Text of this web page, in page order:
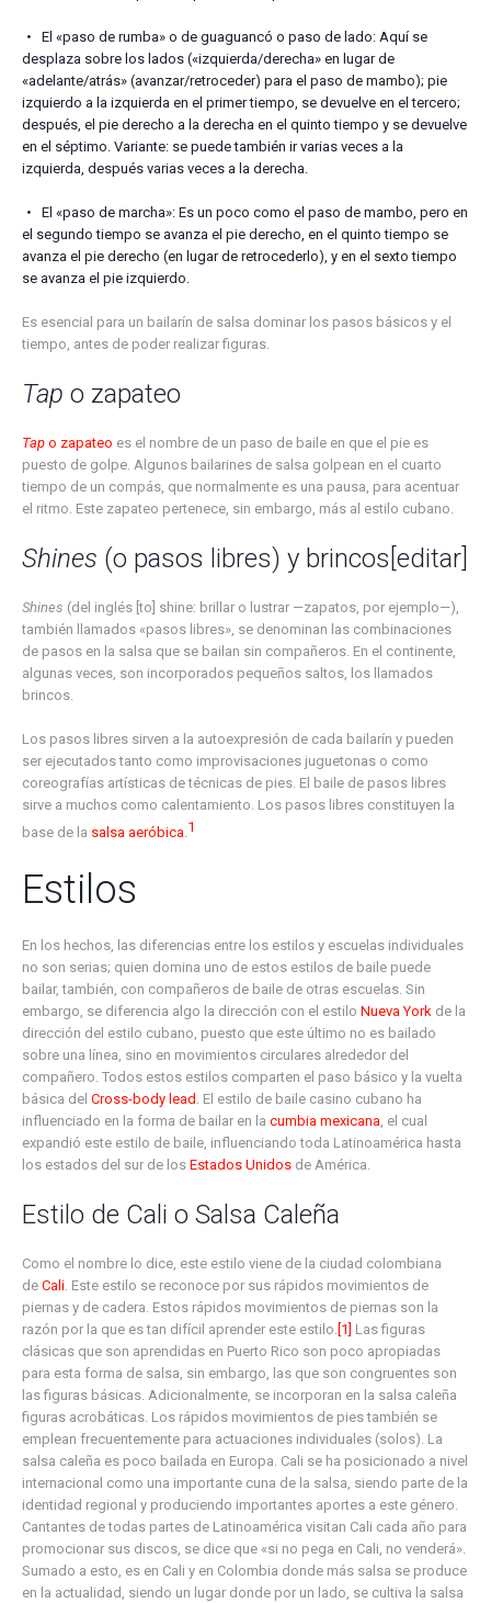
El «paso de rumba» o de guaguancó o paso de lado: Aquí se
desplaza sobre los lados («izquierda/derecha» en lugar de
«adelante/atrás» (avanzar/retroceder) para el paso de mambo); pie
izquierdo a la izquierda en el primer tiempo, se devuelve en el tercero;
después, el pie derecho a la derecha en el quinto tiempo y se devuelve
en el séptimo. Variante: se puede también ir varias veces a la
izquierda, después varias veces a la derecha.
El «paso de marcha»: Es un poco como el paso de mambo, pero en
el segundo tiempo se avanza el pie derecho, en el quinto tiempo se
avanza el pie derecho (en lugar de retrocederlo), y en el sexto tiempo
se avanza el pie izquierdo.
Es esencial para un bailarín de salsa dominar los pasos básicos y el
tiempo, antes de poder realizar figuras.
Tap o zapateo
Tap o zapateo es el nombre de un paso de baile en que el pie es
puesto de golpe. Algunos bailarines de salsa golpean en el cuarto
tiempo de un compás, que normalmente es una pausa, para acentuar
el ritmo. Este zapateo pertenece, sin embargo, más al estilo cubano.
Shines (o pasos libres) y brincos [editar
Shines (del inglés [to] shine: brillar o lustrar —zapatos, por ejemplo—),
también llamados «pasos libres», se denominan las combinaciones
de pasos en la salsa que se bailan sin compañeros. En el continente,
algunas veces, son incorporados pequeños saltos, los llamados
brincos.
Los pasos libres sirven a la autoexpresión de cada bailarín y pueden
ser ejecutados tanto como improvisaciones juguetonas o como
coreografías artísticas de técnicas de pies. El baile de pasos libres
sirve a muchos como calentamiento. Los pasos libres constituyen la
base de la salsa aeróbica.1
Estilos
En los hechos, las diferencias entre los estilos y escuelas individuales
no son serias; quien domina uno de estos estilos de baile puede
bailar, también, con compañeros de baile de otras escuelas. Sin
embargo, se diferencia algo la dirección con el estiloNueva York de la
dirección del estilo cubano, puesto que este último no es bailado
sobre una línea, sino en movimientos circulares alrededor del
compañero. Todos estos estilos comparten el paso básico y la vuelta
básica delCross-body lead . El estilo de baile casino cubano ha
influenciado en la forma de bailar en lacumbia mexicana , el cual
expandió este estilo de baile, influenciando toda Latinoamérica hasta
los estados del sur de losEstados Unidos de América.
Estilo de Cali o Salsa Caleña
Como el nombre lo dice, este estilo viene de la ciudad colombiana
deCali . Este estilo se reconoce por sus rápidos movimientos de
piernas y de cadera. Estos rápidos movimientos de piernas son la
razón por la que es tan difícil aprender este estilo. [1] Las figuras
clásicas que son aprendidas en Puerto Rico son poco apropiadas
para esta forma de salsa, sin embargo, las que son congruentes son
las figuras básicas. Adicionalmente, se incorporan en la salsa caleña
figuras acrobáticas. Los rápidos movimientos de pies también se
emplean frecuentemente para actuaciones individuales (solos). La
salsa caleña es poco bailada en Europa. Cali se ha posicionado a nivel
internacional como una importante cuna de la salsa, siendo parte de la
identidad regional y produciendo importantes aportes a este género.
Cantantes de todas partes de Latinoamérica visitan Cali cada año para
promocionar sus discos, se dice que «si no pega en Cali, no venderá».
Sumado a esto, es en Cali y en Colombia donde más salsa se produce
en la actualidad, siendo un lugar donde por un lado, se cultiva la salsa